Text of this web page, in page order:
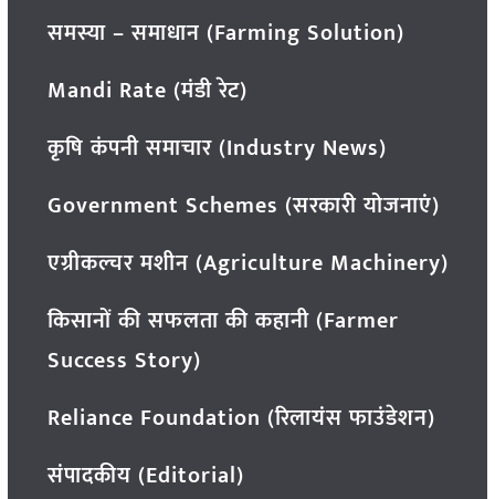
समस्या – समाधान (Farming Solution)
Mandi Rate (मंडी रेट)
कृषि कंपनी समाचार (Industry News)
Government Schemes (सरकारी योजनाएं)
एग्रीकल्चर मशीन (Agriculture Machinery)
किसानों की सफलता की कहानी (Farmer
Success Story)
Reliance Foundation (रिलायंस फाउंडेशन)
संपादकीय (Editorial)